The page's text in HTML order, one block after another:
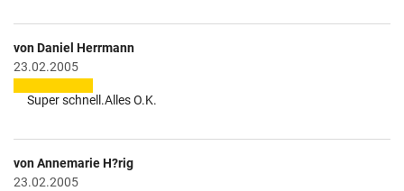
von Daniel Herrmann
23.02.2005
Super schnell.Alles O.K.
von Annemarie H?rig
23.02.2005